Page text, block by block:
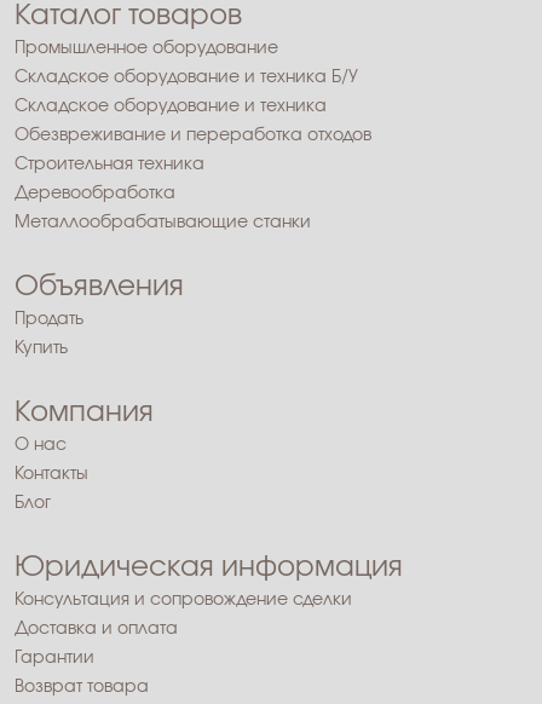
Каталог товаров
Промышленное оборудование
Складское оборудование и техника Б/У
Складское оборудование и техника
Обезвреживание и переработка отходов
Строительная техника
Деревообработка
Металлообрабатывающие станки
Объявления
Продать
Купить
Компания
О нас
Контакты
Блог
Юридическая информация
Консультация и сопровождение сделки
Доставка и оплата
Гарантии
Возврат товара